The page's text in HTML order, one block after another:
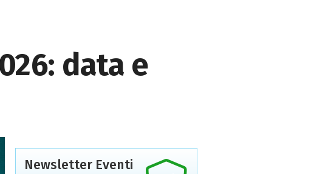
data e
Newsletter Eventi